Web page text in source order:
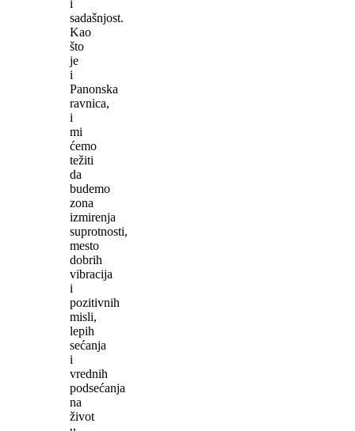
i
sadašnjost.
Kao
što
je
i
Panonska
ravnica,
i
mi
ćemo
težiti
da
budemo
zona
izmirenja
suprotnosti,
mesto
dobrih
vibracija
i
pozitivnih
misli,
lepih
sećanja
i
vrednih
podsećanja
na
život